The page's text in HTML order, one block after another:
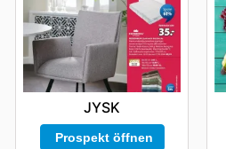
JYSK
Prospekt öffnen